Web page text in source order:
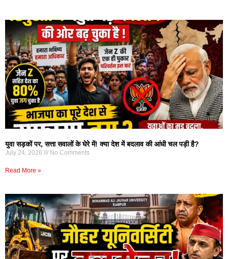
युवा सड़कों पर, सत्ता सवालों के घेरे में! क्या देश में बदलाव की आंधी चल पड़ी है?
July 24, 2026 No Comments
Read More »